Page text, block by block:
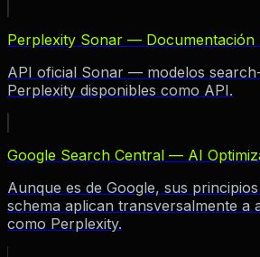
Perplexity Sonar — Documentación
API oficial Sonar — modelos
Perplexity disponibles como API.
Google Search Central — AI
Aunque es de Google, sus
schema aplican transversalmente a
como Perplexity.